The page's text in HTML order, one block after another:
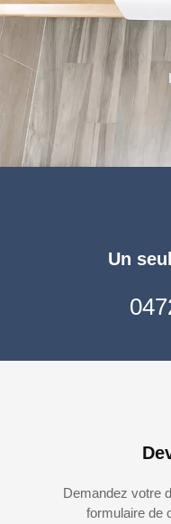
Un
Demandez votre
formulaire de